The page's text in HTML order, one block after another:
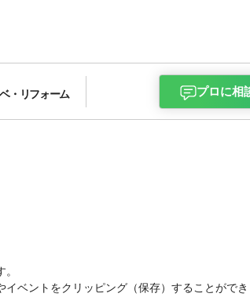
・ リフォーム プロに相
ベントをクリッピング（保存）することができ